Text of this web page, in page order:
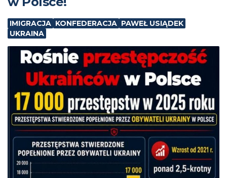
IMIGRACJA KONFEDERACJA PAWEŁ USIĄDEK
UKRAINA